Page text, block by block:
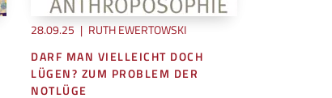
28.09.25 | RUTH EWERTOWSKI
DARF MAN VIELLEICHT DOCH
LÜGEN? ZUM PROBLEM DER
NOTLÜGE